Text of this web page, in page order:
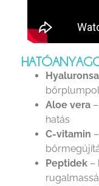
Aloe vera
hatás
C-vitamin
Peptidek –